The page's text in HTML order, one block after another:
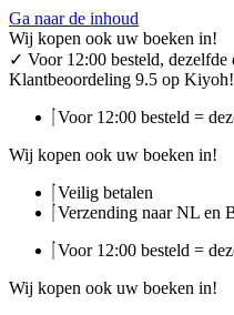
Ga naar de inhoud
Wij kopen ook uw boeken in!
✓ Voor 12:00 besteld, dezelfde
Klantbeoordeling 9.5 op Kiyoh!
Voor 12:00 besteld =
Wij kopen ook uw boeken in!
Veilig betalen
Verzending naar NL en
Voor 12:00 besteld =
Wij kopen ook uw boeken in!